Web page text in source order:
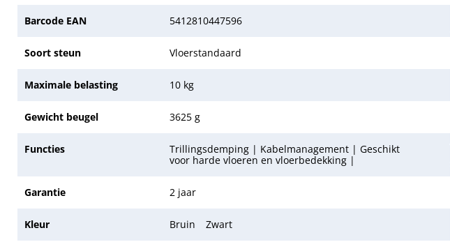
Barcode EAN 5412810447596
Soort steun Vloerstandaard
Maximale belasting 10 kg
Gewicht beugel 3625 g
Functies
Trillingsdemping | Kabelmanagement | Geschikt
voor harde vloeren en vloerbedekking |
Garantie 2 jaar
Kleur Bruin Zwart